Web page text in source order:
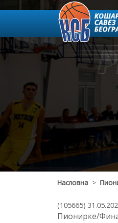
Насловна >
(105665)
Пионирке/